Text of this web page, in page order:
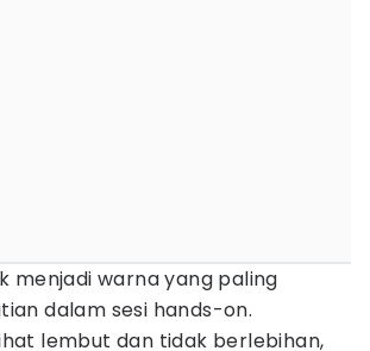
menjadi warna yang paling
dalam sesi hands-on.
lembut dan tidak berlebihan,